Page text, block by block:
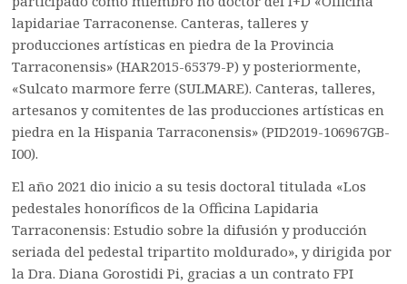
lapidariae Tarraconense. Canteras, talleres y
producciones artísticas en piedra de la Provincia
Tarraconensis» (HAR2015-65379-P) y posteriormente,
«Sulcato marmore ferre (SULMARE). Canteras, talleres,
artesanos y comitentes de las producciones artísticas en
piedra en la Hispania Tarraconensis» (PID2019-106967GB-
I00).
El año 2021 dio inicio a su tesis doctoral titulada «Los
pedestales honoríficos de la Officina Lapidaria
Tarraconensis: Estudio sobre la difusión y producción
seriada del pedestal tripartito moldurado», y dirigida por
la Dra. Diana Gorostidi Pi, gracias a un contrato FPI